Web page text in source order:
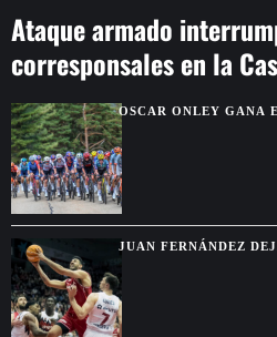
Ataque armado
corresponsales en la
WashingtonOSCAR ONLEY GANA
EL LIDERATO DE LA
JUAN FERNÁNDEZ